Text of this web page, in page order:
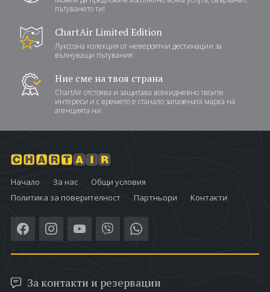
пътуването ти!
ChartAir Limited Edition
Луксозна колекция от невероятни дестинации за
вълнуващи пътувания
Ние сме на твоя страна
ChartAir отстоява и защитава всекидневно твоите
интереси и с времето е станало запазената марка на
агенцията ни
Начало За нас
Общи условия
Политика за поверителност
Партньори Контакти
За контакти и резервации